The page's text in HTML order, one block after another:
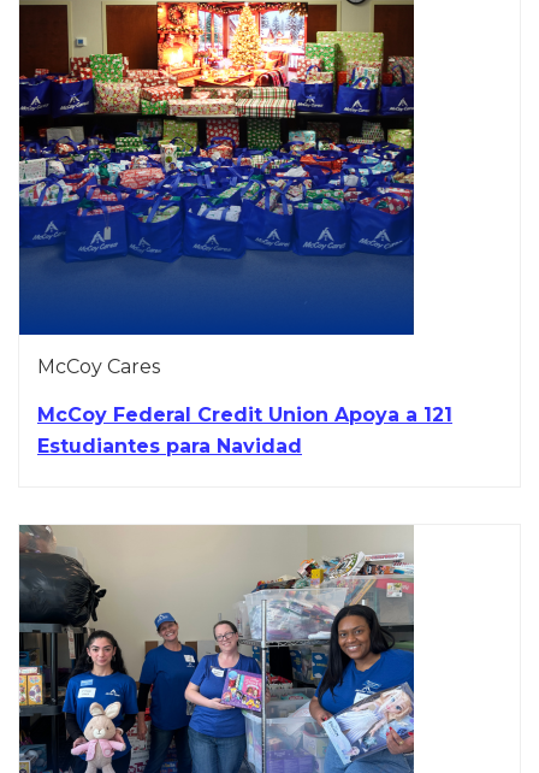
McCoy Cares
McCoy Federal Credit Union Apoya a 121
Estudiantes para Navidad